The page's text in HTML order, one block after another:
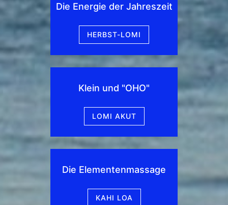
Die Energie der Jahreszeit
HERBST-LOMI
Klein und "OHO"
LOMI AKUT
Die Elementenmassage
KAHI LOA